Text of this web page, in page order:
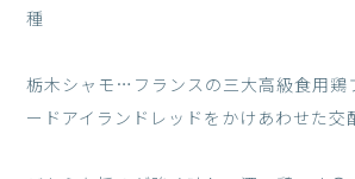
種
栃木シャモ…フランスの三大高級食用鶏
ードアイランドレッドをかけあわせた交